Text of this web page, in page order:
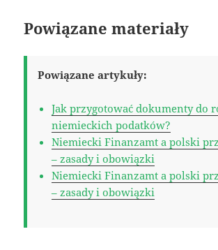
Powiązane materiały
Powiązane artykuły:
Jak przygotować dokumenty do
niemieckich podatków?
Niemiecki Finanzamt a polski
– zasady i obowiązki
Niemiecki Finanzamt a polski
– zasady i obowiązki